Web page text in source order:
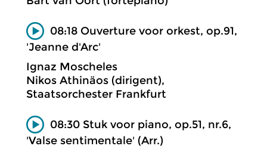
08:18 Ouverture voor orkest, op.91,
'Jeanne d'Arc'
Ignaz Moscheles
Nikos Athinäos (dirigent),
Staatsorchester Frankfurt
08:30 Stuk voor piano, op.51, nr.6,
'Valse sentimentale' (Arr.)